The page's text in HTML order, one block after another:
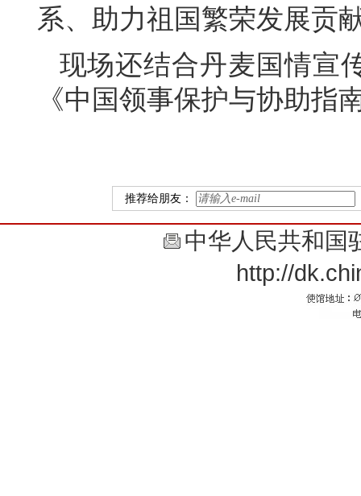
系、助力祖国繁荣发展贡
现场还结合丹麦国情宣
《中国领事保护与协助指
推荐给朋友：
中华人民共和国
http://